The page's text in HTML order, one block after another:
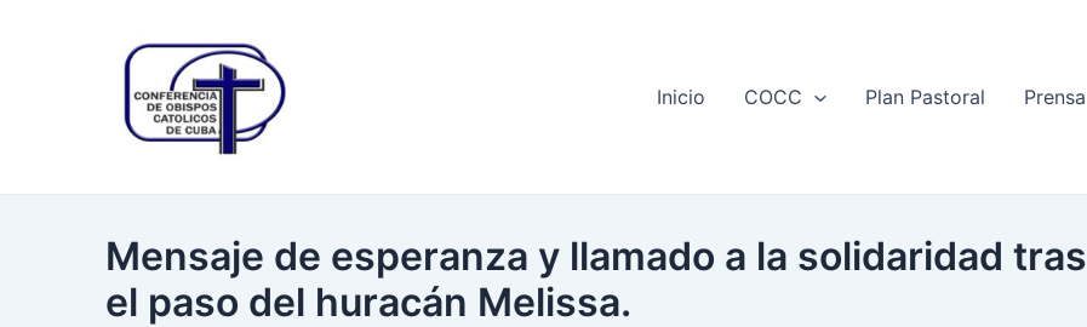
Inicio
COCC Plan Pastoral Prensa
Mensaje de esperanza y llamado a la solidaridad tras
el paso del huracán Melissa.
entradas